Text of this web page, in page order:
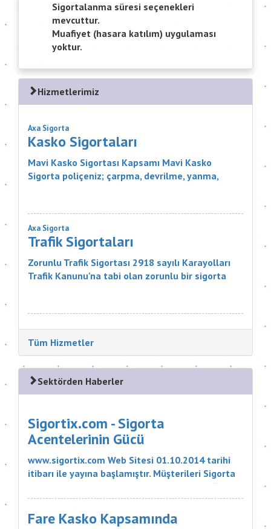
Sigortalanma süresi seçenekleri
mevcuttur.
Muafiyet (hasara katılım) uygulaması
yoktur.
Hizmetlerimiz
Axa Sigorta
Kasko Sigortaları
Mavi Kasko Sigortası Kapsamı Mavi Kasko
Sigorta poliçeniz; çarpma, devrilme, yanma,
Axa Sigorta
Trafik Sigortaları
Zorunlu Trafik Sigortası 2918 sayılı Karayolları
Trafik Kanunu'na tabi olan zorunlu bir sigorta
Tüm Hizmetler
Sektörden Haberler
Sigortix.com - Sigorta
Acentelerinin Gücü
www.sigortix.com Web Sitesi 01.10.2014 tarihi
itibarı ile yayına başlamıştır. Müşterileri Sigorta
Acentelerini neden tercih etmeleri gerektiği
konusunda bilgilendiren ve Sitedeki Üye Sigorta
Acentelerine müşteri yö...
Fare Kasko Kapsamında